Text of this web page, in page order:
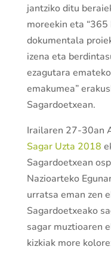
jantziko ditu
moreekin eta
dokumentala
izena eta
ezagutara
emakumea”
Sagardoetxean.
Irailaren 27-30an
Sagar Uzta 2018
Sagardoetxean
Nazioarteko
urratsa eman zen
Sagardoetxeako
sagar muztioaren
kizkiak more